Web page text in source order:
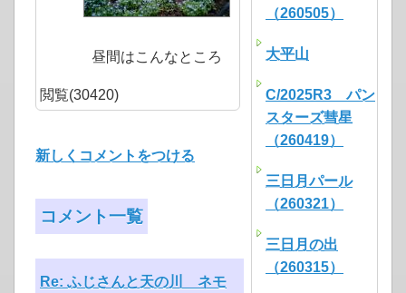
昼間はこんなところ
閲覧(30420)
新しくコメントをつける
コメント一覧
Re: ふじさんと天の川 ネモ
（260505）
大平山
C/2025R3 パン
スターズ彗星
（260419）
三日月パール
（260321）
三日月の出
（260315）